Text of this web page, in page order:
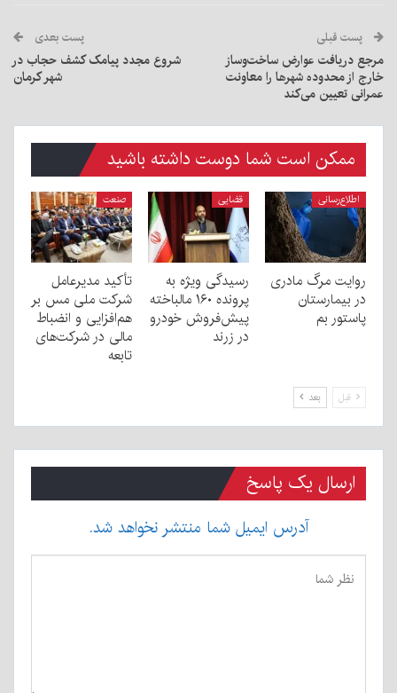
پست قبلی
مرجع دریافت عوارض ساخت‌وساز
خارج از محدوده شهرها را معاونت
عمرانی تعیین می‌کند
پست بعدی
شروع مجدد پیامک کشف حجاب در
شهر کرمان
ممکن است شما دوست داشته باشید
اطلاع‌رسانی
روایت مرگ مادری
در بیمارستان
پاستور بم
قضایی
رسیدگی ویژه به
پرونده ۱۶۰ مالباخته
پیش‌فروش خودرو
در زرند
صنعت
تأکید مدیرعامل
شرکت ملی مس بر
هم‌افزایی و انضباط
مالی در شرکت‌های
تابعه
قبل بعد
ارسال یک پاسخ
آدرس ایمیل شما منتشر نخواهد شد.